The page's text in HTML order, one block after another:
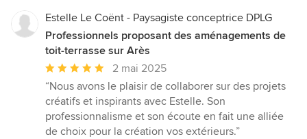
Estelle Le Coënt - Paysagiste conceptrice DPLG
Professionnels proposant des aménagements de
toit-terrasse sur Arès
Note
moyenne
:
5
étoiles
2 mai 2025
“Nous avons le plaisir de collaborer sur des projets
créatifs et inspirants avec Estelle. Son
professionnalisme et son écoute en fait une alliée
de choix pour la création vos extérieurs.”